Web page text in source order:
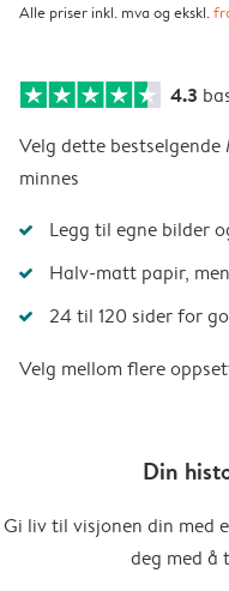
Alle priser inkl. mva og ekskl.
4.3
Velg dette
minnes
Legg til egne bilder
Halv-matt papir,
24 til 120 sider for
Velg mellom flere
Din
Gi liv til visjonen din med
deg med å